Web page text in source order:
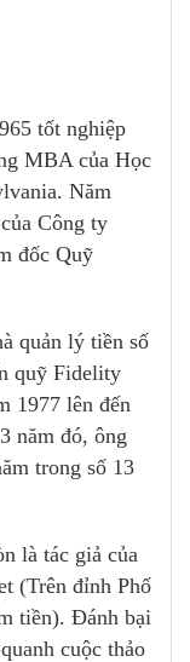
tốt nghiệp
MBA của Học
Năm
Công ty
đốc Quỹ
quản lý tiền số
quỹ Fidelity
1977 lên đến
năm đó, ông
trong số 13
là tác giả của
(Trên đỉnh Phố
tiền). Đánh bại
cuộc thảo